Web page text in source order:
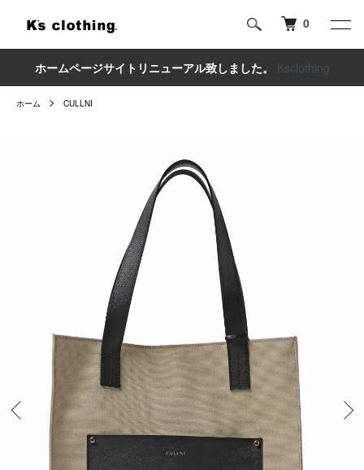
0
ホームページサイトリニューアル致しました。 Ksclothing
ホーム CULLNI